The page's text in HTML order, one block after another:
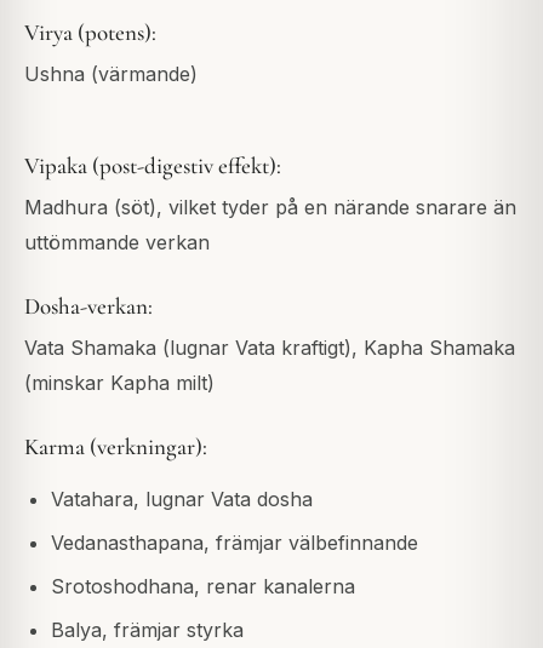
Virya (potens):
Ushna (värmande)
Vipaka (post-digestiv effekt):
Madhura (söt), vilket tyder på en närande snarare än
uttömmande verkan
Dosha-verkan:
Vata Shamaka (lugnar Vata kraftigt), Kapha Shamaka
(minskar Kapha milt)
Karma (verkningar):
Vatahara, lugnar Vata dosha
Vedanasthapana, främjar välbefinnande
Srotoshodhana, renar kanalerna
Balya, främjar styrka